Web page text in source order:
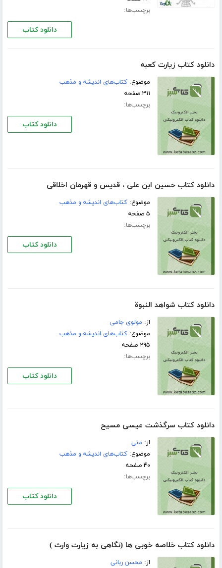
برچسب‌ها:
دانلود کتاب
دانلود کتاب زیارت کعبه
موضوع:کتاب‌های اندیشه و مذهب
۳۱۱ صفحه
برچسب‌ها:
دانلود کتاب
دانلود کتاب حسین ابن علی ، قدیس و قهرمان اخلاقی
موضوع:کتاب‌های اندیشه و مذهب
۵ صفحه
برچسب‌ها:
دانلود کتاب
دانلود کتاب شواهد النبوﺓ
از: مولوی جامی
موضوع:کتاب‌های اندیشه و مذهب
۲۹۵ صفحه
برچسب‌ها:
دانلود کتاب
دانلود کتاب سرگذشت عیسی مسیح
از: متی
موضوع:کتاب‌های اندیشه و مذهب
۴۰ صفحه
برچسب‌ها:
دانلود کتاب
دانلود کتاب خلاصه خوبى ها (نگاهى به زیارت وارث )
از: محسن ربانى